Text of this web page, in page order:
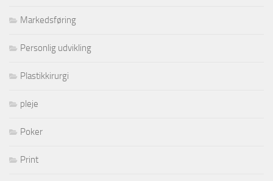
Markedsføring
Personlig udvikling
Plastikkirurgi
pleje
Poker
Print